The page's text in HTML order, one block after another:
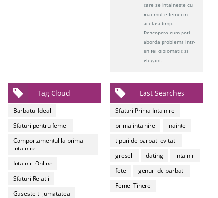
care se intalneste cu
mai multe femei in
acelasi timp.
Descopera cum poti
aborda problema intr-
un fel diplomatic si
elegant.
Tag Cloud
Barbatul Ideal
Sfaturi pentru femei
Comportamentul la prima
intalnire
Intalniri Online
Sfaturi Relatii
Gaseste-ti jumatatea
Last Searches
Sfaturi Prima Intalnire
prima intalnire
inainte
tipuri de barbati evitati
greseli
dating
intalniri
fete
genuri de barbati
Femei Tinere